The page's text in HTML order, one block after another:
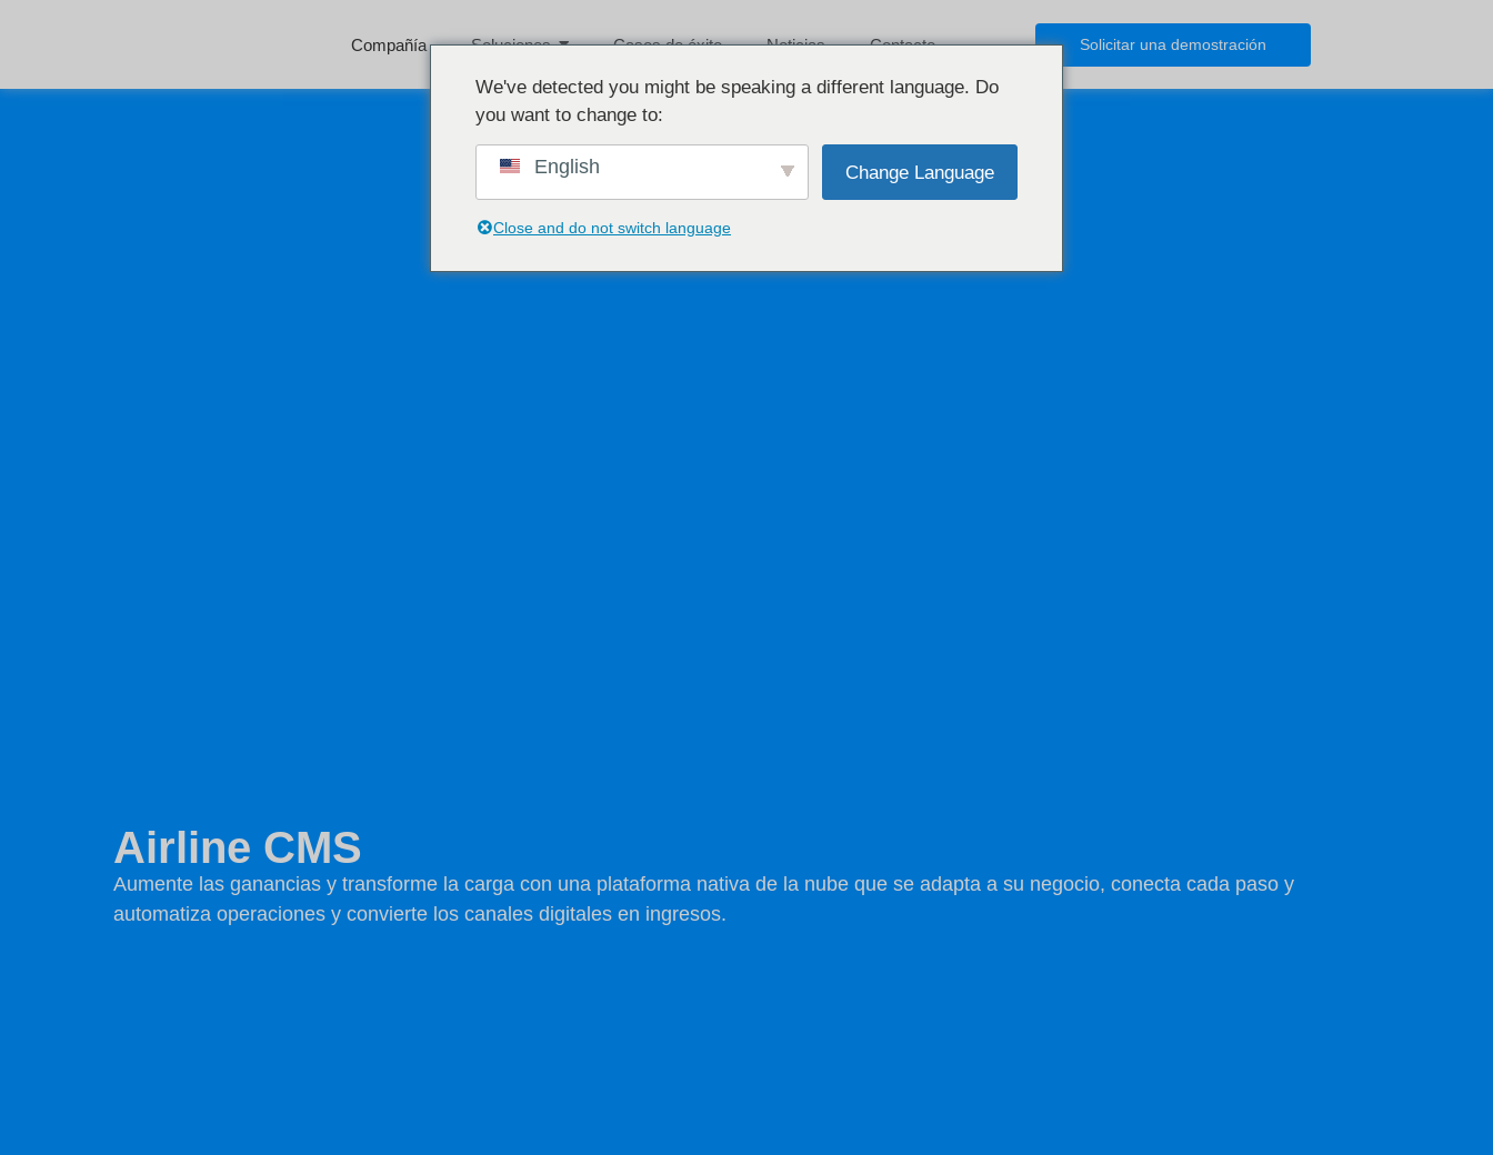
Compañía Soluciones Casos de éxito Noticias Contacto Solicitar una demostración
Airline CMS
Aumente las ganancias y transforme la carga con una plataforma nativa de la nube que se adapta a su negocio, conecta cada paso y
automatiza operaciones y convierte los canales digitales en ingresos.
We've detected you might be speaking a different language. Do
you want to change to:
English Change Language
Close and do not switch language